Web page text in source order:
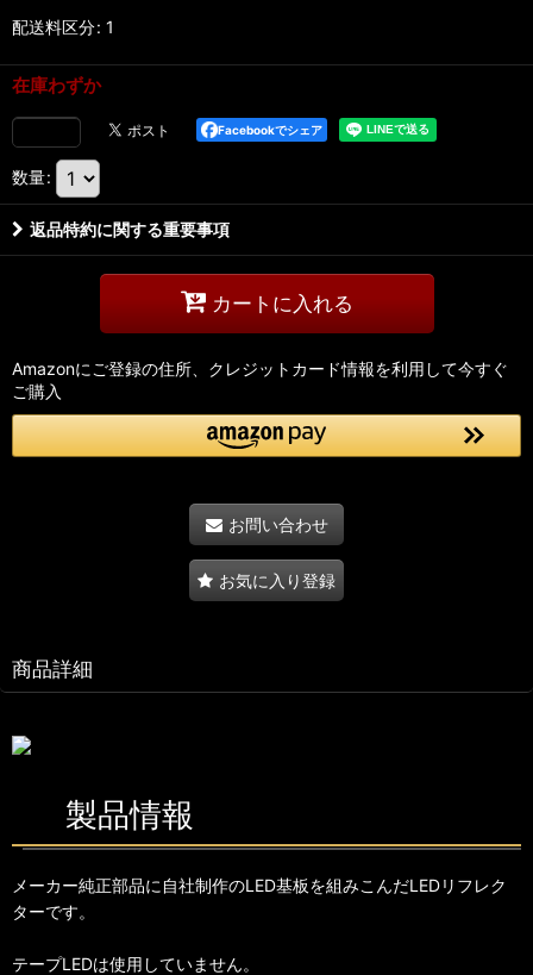
配送料区分: 1
在庫わずか
Facebookでシェア
数量:
返品特約に関する重要事項
カートに入れる
Amazonにご登録の住所、クレジットカード情報を利用して今すぐ
ご購入
お問い合わせ
お気に入り登録
商品詳細
製品情報
メーカー純正部品に自社制作のLED基板を組みこんだLEDリフレク
ターです。
テープLEDは使用していません。